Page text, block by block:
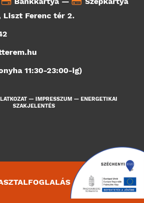
Liszt Ferenc tér 2.
11:30-23:00-ig)
— IMPRESSZUM — ENERGETIKAI
SZAKJELENTÉS